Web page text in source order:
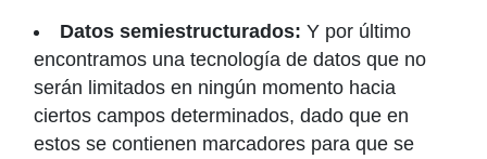
Datos semiestructurados: Y por último
encontramos una tecnología de datos que no
serán limitados en ningún momento hacia
ciertos campos determinados, dado que en
estos se contienen marcadores para que se